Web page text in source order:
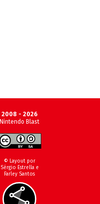
2008 - 2026
Nintendo Blast
© Layout por
Sérgio Estrella e
Farley Santos